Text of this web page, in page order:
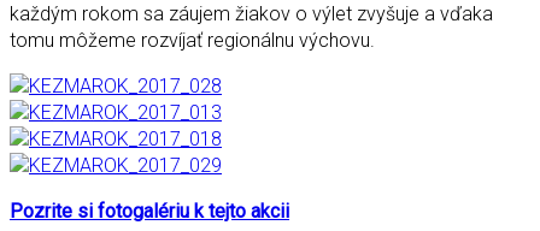
každým rokom sa záujem žiakov o výlet zvyšuje a vďaka
tomu môžeme rozvíjať regionálnu výchovu.
Pozrite si fotogalériu k tejto akcii